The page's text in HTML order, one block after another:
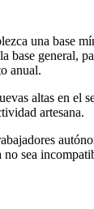
una base
base general,
anual.
altas en
artesana.
sea